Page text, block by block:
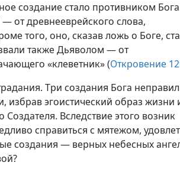
создание стало противником
от древнееврейского слова,
того, оно, сказав ложь о Боге,
также Дьяволом — от
«клеветник» (Откровение
Три создания Бога
избрав эгоистический образ жизни
Вследствие этого возник
справиться с мятежом,
создания — верных небесных